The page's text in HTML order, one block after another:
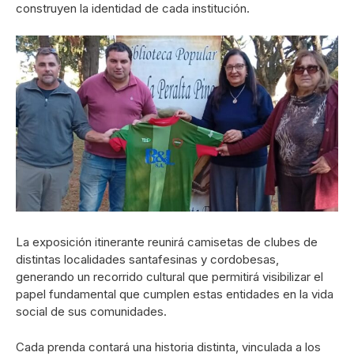
construyen la identidad de cada institución.
La exposición itinerante reunirá camisetas de clubes de
distintas localidades santafesinas y cordobesas,
generando un recorrido cultural que permitirá visibilizar el
papel fundamental que cumplen estas entidades en la vida
social de sus comunidades.
Cada prenda contará una historia distinta, vinculada a los